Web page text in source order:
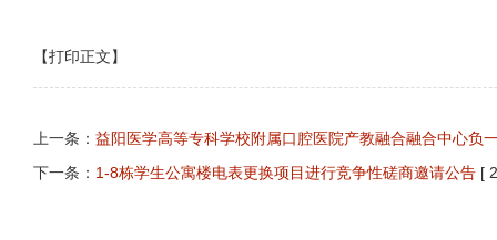
【打印正文】
上一条： 益阳医学高等专科学校附属口腔医院产教融合融合中心负
下一条： 1-8栋学生公寓楼电表更换项目进行竞争性磋商邀请公告 [